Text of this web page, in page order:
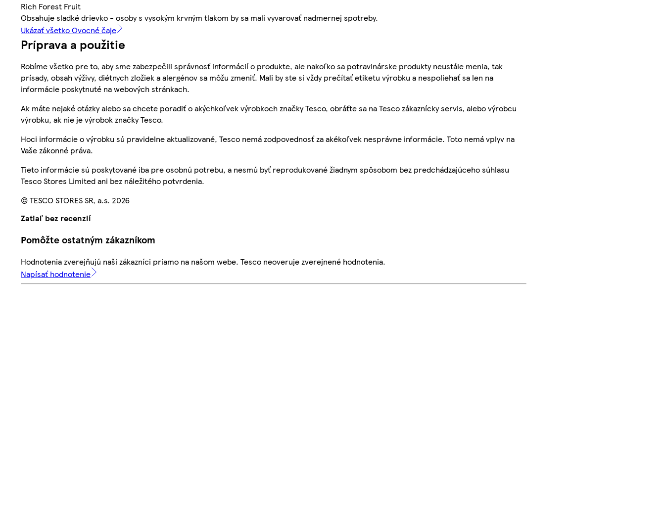
Rich Forest Fruit
Obsahuje sladké drievko - osoby s vysokým krvným tlakom by sa mali vyvarovať nadmernej spotreby.
Ukázať všetko Ovocné čaje
Príprava a použitie
Robíme všetko pre to, aby sme zabezpečili správnosť informácií o produkte, ale nakoľko sa potravinárske produkty neustále menia, tak
prísady, obsah výživy, diétnych zložiek a alergénov sa môžu zmeniť. Mali by ste si vždy prečítať etiketu výrobku a nespoliehať sa len na
informácie poskytnuté na webových stránkach.
Ak máte nejaké otázky alebo sa chcete poradiť o akýchkoľvek výrobkoch značky Tesco, obráťte sa na Tesco zákaznícky servis, alebo výrobcu
výrobku, ak nie je výrobok značky Tesco.
Hoci informácie o výrobku sú pravidelne aktualizované, Tesco nemá zodpovednosť za akékoľvek nesprávne informácie. Toto nemá vplyv na
Vaše zákonné práva.
Tieto informácie sú poskytované iba pre osobnú potrebu, a nesmú byť reprodukované žiadnym spôsobom bez predchádzajúceho súhlasu
Tesco Stores Limited ani bez náležitého potvrdenia.
© TESCO STORES SR, a.s. 2026
Zatiaľ bez recenzií
Pomôžte ostatným zákazníkom
Hodnotenia zverejňujú naši zákazníci priamo na našom webe. Tesco neoveruje zverejnené hodnotenia.
Napísať hodnotenie